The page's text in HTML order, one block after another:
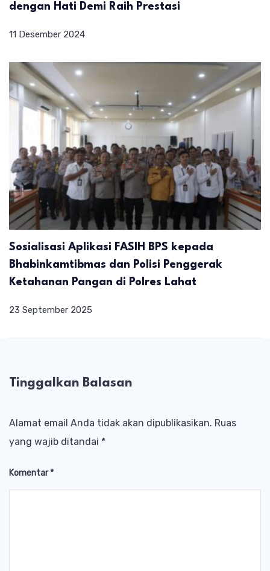
dengan Hati Demi Raih Prestasi
11 Desember 2024
Sosialisasi Aplikasi FASIH BPS kepada
Bhabinkamtibmas dan Polisi Penggerak
Ketahanan Pangan di Polres Lahat
23 September 2025
Tinggalkan Balasan
Alamat email Anda tidak akan dipublikasikan. Ruas
yang wajib ditandai *
Komentar*